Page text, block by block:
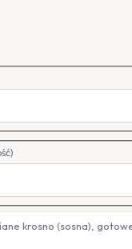
krosno (sosna),